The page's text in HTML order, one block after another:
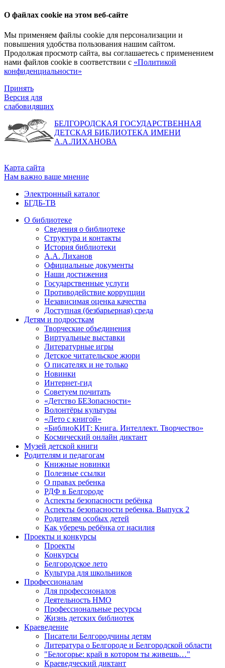
О файлах cookie на этом веб-сайте
Мы применяем файлы cookie для персонализации и
повышения удобства пользования нашим сайтом.
Продолжая просмотр сайта, вы соглашаетесь с применением
нами файлов cookie в соответствии с «Политикой
конфиденциальности»
Принять
Версия для
слабовидящих
БЕЛГОРОДСКАЯ ГОСУДАРСТВЕННАЯ
ДЕТСКАЯ БИБЛИОТЕКА ИМЕНИ
А.А.ЛИХАНОВА
Карта сайта
Нам важно ваше мнение
Электронный каталог
БГДБ-ТВ
О библиотеке
Сведения о библиотеке
Структура и контакты
История библиотеки
А.А. Лиханов
Официальные документы
Наши достижения
Государственные услуги
Противодействие коррупции
Независимая оценка качества
Доступная (безбарьерная) среда
Детям и подросткам
Творческие объединения
Виртуальные выставки
Литературные игры
Детское читательское жюри
О писателях и не только
Новинки
Интернет-гид
Советуем почитать
«Детство БЕЗопасности»
Волонтёры культуры
«Лето с книгой»
«БиблиоКИТ: Книга. Интеллект. Творчество»
Космический онлайн диктант
Музей детской книги
Родителям и педагогам
Книжные новинки
Полезные ссылки
О правах ребенка
РДФ в Белгороде
Аспекты безопасности ребёнка
Аспекты безопасности ребенка. Выпуск 2
Родителям особых детей
Как уберечь ребёнка от насилия
Проекты и конкурсы
Проекты
Конкурсы
Белгородское лето
Культура для школьников
Профессионалам
Для профессионалов
Деятельность НМО
Профессиональные ресурсы
Жизнь детских библиотек
Краеведение
Писатели Белгородчины детям
Литература о Белгороде и Белгородской области
"Белогорье: край в котором ты живешь…"
Краеведческий диктант